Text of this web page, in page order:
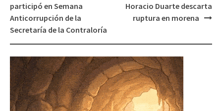
participó en Semana
Anticorrupción de la
Secretaría de la Contraloría
Horacio Duarte descarta
ruptura en morena